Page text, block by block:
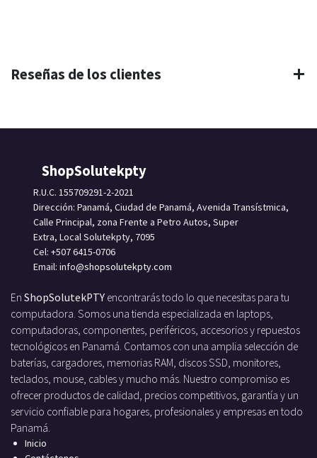
Reseñas de los clientes
ShopSolutekpty
R.U.C. 155709291-2-2021
Dirección: Panamá, Ciudad de Panamá, Avenida Transístmica,
Calle Principal, zona Frente a Petro Autos, Super
Extra, Local Solutekpty, 7095
Cel: +507 6415-0706
Email: info@shopsolutekpty.com
En ShopSolutekPTY encontrarás todo lo que necesitas para tu
computadora. Somos una tienda especializada en laptops,
computadoras, componentes, periféricos, accesorios y repuestos
tecnológicos en Panamá. Contamos con una amplia selección de
baterías, cargadores, memorias RAM, discos SSD, monitores,
teclados, mouse, cables y mucho más. Nuestro compromiso es
ofrecer productos de calidad, precios competitivos, garantía y un
servicio confiable para hogares, profesionales y empresas en todo
Panamá.
Inicio